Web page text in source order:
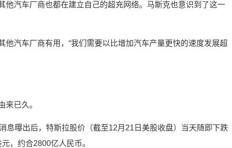
他汽车厂商也都在建立自己的超充网络。马斯克也意识到了这一
他汽车厂商有用，“我们需要以比增加汽车产量更快的速度发展超
来已久。
息曝出后，特斯拉股价（截至12月21日美股收盘）当天随即下跌
，约合2800亿人民币。